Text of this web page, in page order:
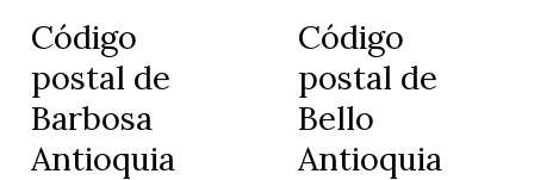
Código
postal de
Barbosa
Antioquia
Código
postal de
Bello
Antioquia